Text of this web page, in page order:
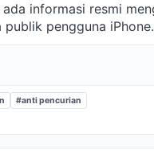
informasi resmi
pengguna iPhone.
#anti pencurian